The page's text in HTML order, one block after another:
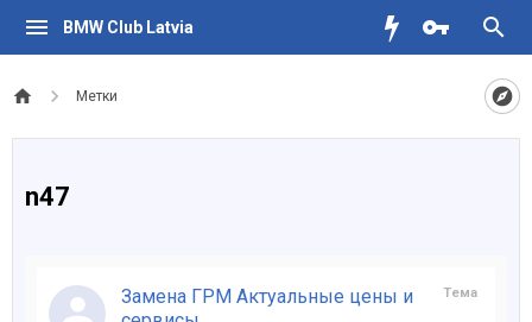
BMW Club Latvia
Метки
n47
Тема
Замена ГРМ Актуальные цены и